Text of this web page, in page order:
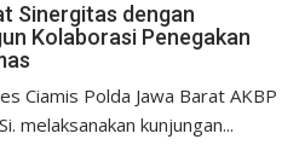
Sinergitas dengan
Kolaborasi Penegakan
Ciamis Polda Jawa Barat AKBP
melaksanakan kunjungan...